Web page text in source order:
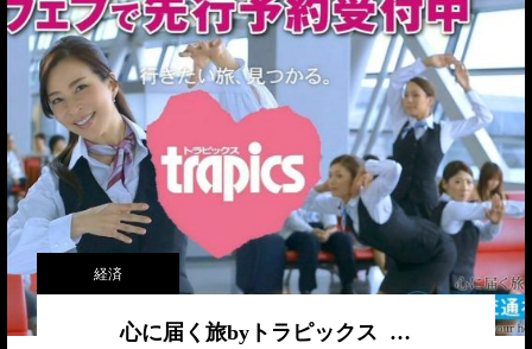
経済
心に届く旅byトラピックス …